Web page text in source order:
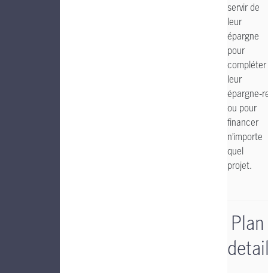
servir de
leur
épargne
pour
compléter
leur
ou pour
financer
n’importe
quel
projet.
Plan